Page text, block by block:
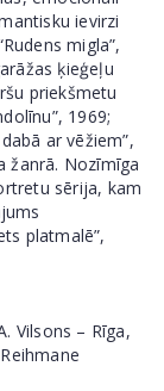
ievirzi
migla”,
ķieģeļu
priekšmetu
1969;
ar vēžiem”,
žanrā. Nozīmīga
sērija, kam
platmalē”,
Vilsons – Rīga,